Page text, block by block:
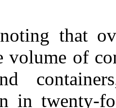
that
volume of
in twenty-